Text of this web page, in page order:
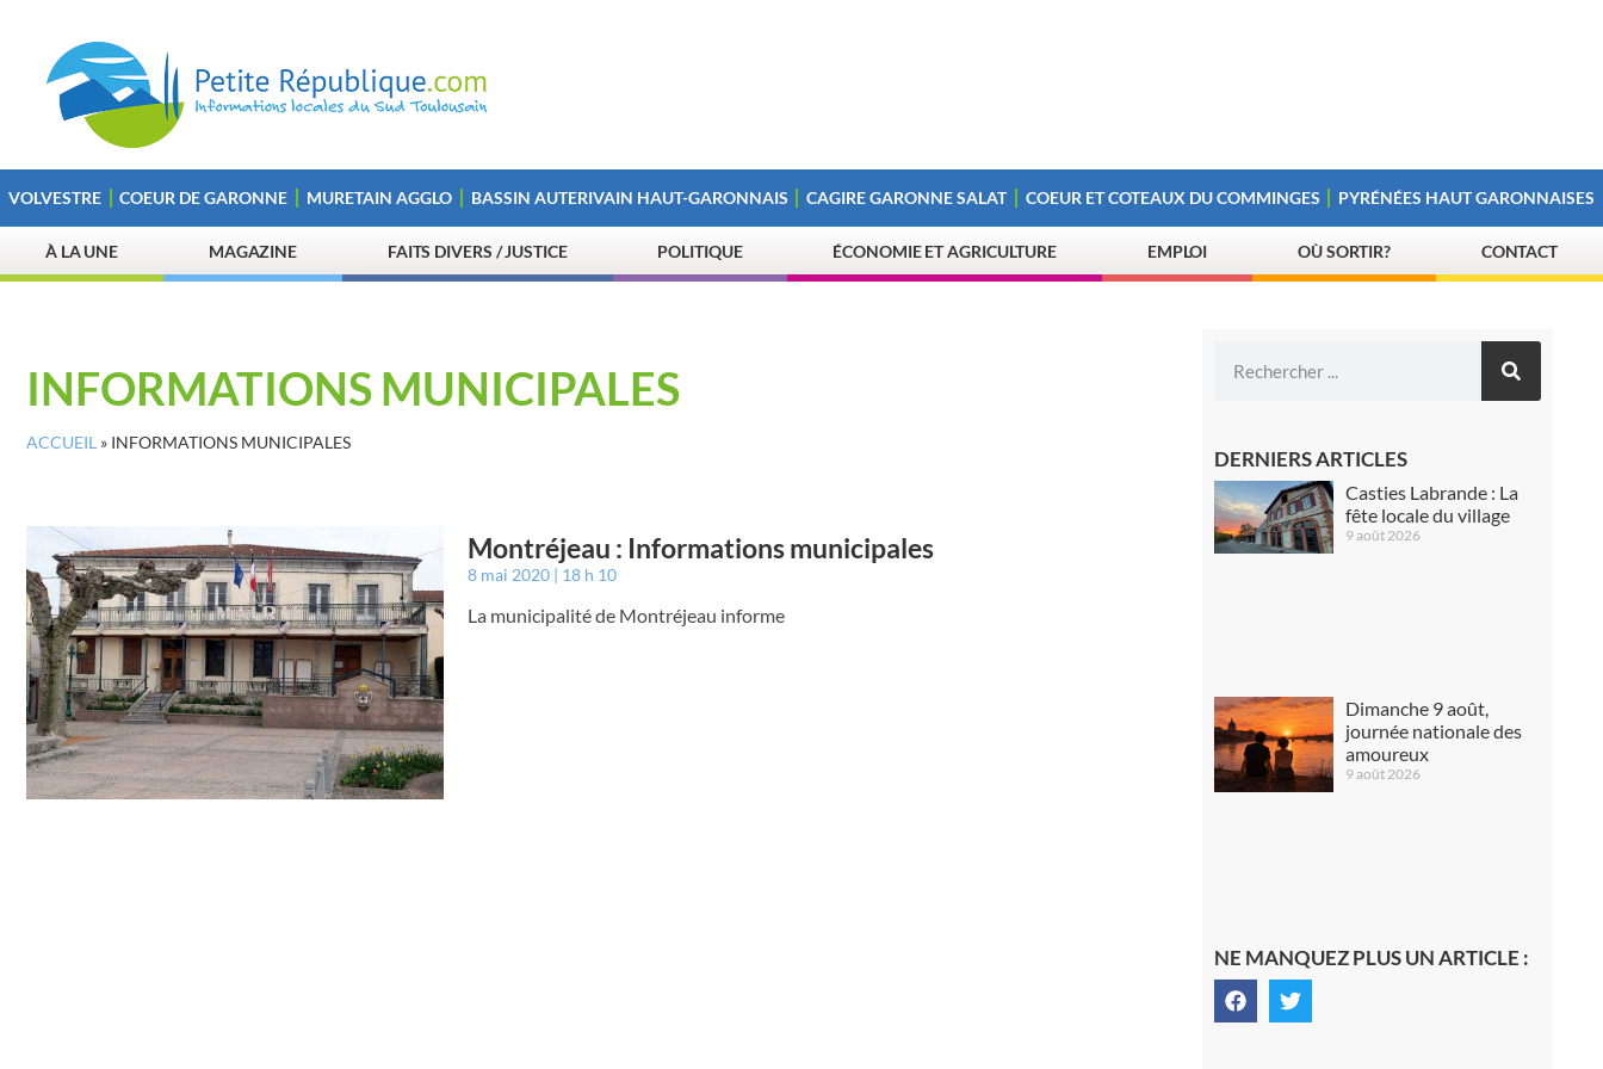
VOLVESTRE COEUR DE GARONNE MURETAIN AGGLO BASSIN AUTERIVAIN HAUT-GARONNAIS CAGIRE GARONNE SALAT COEUR ET COTEAUX DU COMMINGES PYRÉNÉES HAUT GARONNAISES
À LA UNE MAGAZINE FAITS DIVERS / JUSTICE POLITIQUE ÉCONOMIE ET AGRICULTURE EMPLOI OÙ SORTIR? CONTACT
INFORMATIONS MUNICIPALES
ACCUEIL » INFORMATIONS MUNICIPALES
Montréjeau : Informations municipales
8 mai 2020 18 h 10
La municipalité de Montréjeau informe
DERNIERS ARTICLES
Casties Labrande : La
fête locale du village
9 août 2026
Dimanche 9 août,
journée nationale des
amoureux
9 août 2026
NE MANQUEZ PLUS UN ARTICLE :